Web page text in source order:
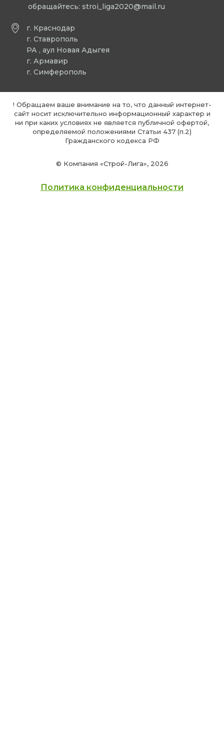
г. Краснодар
г. Ставрополь
РА , аул Новая Адыгея
г. Армавир
г. Симферополь
обращайтесь: stroi_liga2020@mail.ru
© Компания «Строй-Лига», 2026
! Обращаем ваше внимание на то, что данный интернет-
сайт носит исключительно информационный характер и
ни при каких условиях не является публичной офертой,
определяемой положениями Статьи 437 (п.2)
Гражданского кодекса РФ
Политика конфиденциальности